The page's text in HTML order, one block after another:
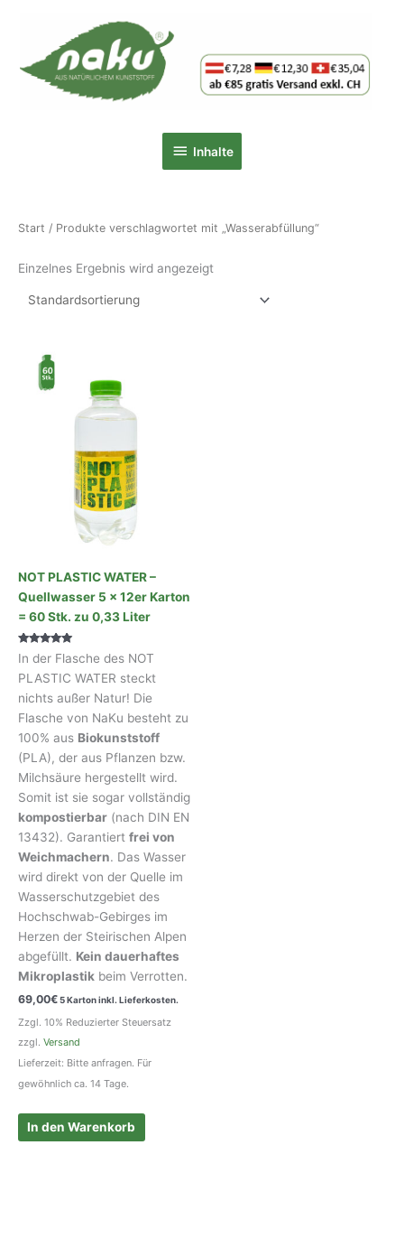
Inhalte
Inhalte
Start / Produkte verschlagwortet mit „Wasserabfüllung“
Einzelnes Ergebnis wird angezeigt
NOT PLASTIC WATER –
Quellwasser 5 x 12er Karton
= 60 Stk. zu 0,33 Liter
Bewertet mit
5.00
von 5
In der Flasche des NOT
PLASTIC WATER steckt
nichts außer Natur! Die
Flasche von NaKu besteht zu
100% aus Biokunststoff
(PLA), der aus Pflanzen bzw.
Milchsäure hergestellt wird.
Somit ist sie sogar vollständig
kompostierbar (nach DIN EN
13432). Garantiert frei von
Weichmachern. Das Wasser
wird direkt von der Quelle im
Wasserschutzgebiet des
Hochschwab-Gebirges im
Herzen der Steirischen Alpen
abgefüllt. Kein dauerhaftes
Mikroplastik beim Verrotten.
69,00€5 Karton inkl. Lieferkosten.
Zzgl. 10% Reduzierter Steuersatz
zzgl. Versand
Lieferzeit: Bitte anfragen. Für
gewöhnlich ca. 14 Tage.
In den Warenkorb